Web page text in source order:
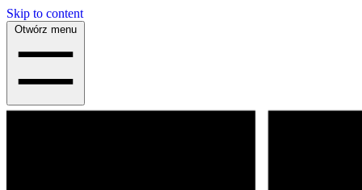
Skip to content
Otwórz menu